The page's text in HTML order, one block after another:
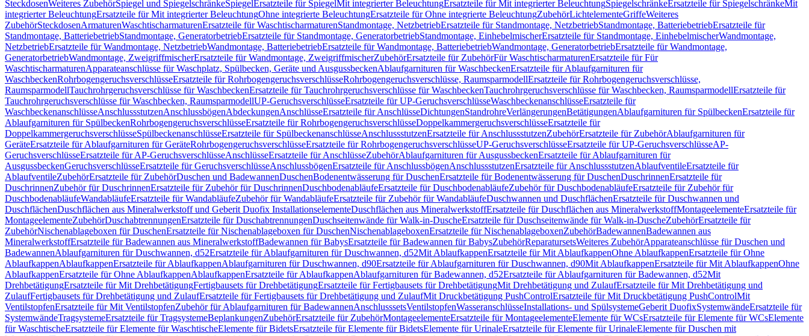
SteckdosenWeiteres ZubehörSpiegel und SpiegelschränkeSpiegelErsatzteile für SpiegelMit integrierter BeleuchtungErsatzteile für Mit integrierter BeleuchtungSpiegelschränkeErsatzteile für SpiegelschränkeMit
integrierter BeleuchtungErsatzteile für Mit integrierter BeleuchtungOhne integrierte BeleuchtungErsatzteile für Ohne integrierte BeleuchtungZubehörLichtelementeGriffeWeiteres
ZubehörSteckdosenArmaturenWaschtischarmaturenErsatzteile für WaschtischarmaturenStandmontage, NetzbetriebErsatzteile für Standmontage, NetzbetriebStandmontage, BatteriebetriebErsatzteile für
Standmontage, BatteriebetriebStandmontage, GeneratorbetriebErsatzteile für Standmontage, GeneratorbetriebStandmontage, EinhebelmischerErsatzteile für Standmontage, EinhebelmischerWandmontage,
NetzbetriebErsatzteile für Wandmontage, NetzbetriebWandmontage, BatteriebetriebErsatzteile für Wandmontage, BatteriebetriebWandmontage, GeneratorbetriebErsatzteile für Wandmontage,
GeneratorbetriebWandmontage, ZweigriffmischerErsatzteile für Wandmontage, ZweigriffmischerZubehörErsatzteile für ZubehörFür WaschtischarmaturenErsatzteile für Für
WaschtischarmaturenApparateanschlüsse für Waschplatz, Spülbecken, Geräte und AusgussbeckenAblaufgarnituren für WaschbeckenErsatzteile für Ablaufgarnituren für
WaschbeckenRohrbogengeruchsverschlüsseErsatzteile für RohrbogengeruchsverschlüsseRohrbogengeruchsverschlüsse, RaumsparmodellErsatzteile für Rohrbogengeruchsverschlüsse,
RaumsparmodellTauchrohrgeruchsverschlüsse für WaschbeckenErsatzteile für Tauchrohrgeruchsverschlüsse für WaschbeckenTauchrohrgeruchsverschlüsse für Waschbecken, RaumsparmodellErsatzteile für
Tauchrohrgeruchsverschlüsse für Waschbecken, RaumsparmodellUP-GeruchsverschlüsseErsatzteile für UP-GeruchsverschlüsseWaschbeckenanschlüsseErsatzteile für
WaschbeckenanschlüsseAnschlussstutzenAnschlussbögenAbdeckungenAnschlüsseErsatzteile für AnschlüsseDichtungenStandrohreVerlängerungenBetätigungenAblaufgarnituren für SpülbeckenErsatzteile für
Ablaufgarnituren für SpülbeckenRohrbogengeruchsverschlüsseErsatzteile für RohrbogengeruchsverschlüsseDoppelkammergeruchsverschlüsseErsatzteile für
DoppelkammergeruchsverschlüsseSpülbeckenanschlüsseErsatzteile für SpülbeckenanschlüsseAnschlussstutzenErsatzteile für AnschlussstutzenZubehörErsatzteile für ZubehörAblaufgarnituren für
GeräteErsatzteile für Ablaufgarnituren für GeräteRohrbogengeruchsverschlüsseErsatzteile für RohrbogengeruchsverschlüsseUP-GeruchsverschlüsseErsatzteile für UP-GeruchsverschlüsseAP-
GeruchsverschlüsseErsatzteile für AP-GeruchsverschlüsseAnschlüsseErsatzteile für AnschlüsseZubehörAblaufgarnituren für AusgussbeckenErsatzteile für Ablaufgarnituren für
AusgussbeckenGeruchsverschlüsseErsatzteile für GeruchsverschlüsseAnschlussbögenErsatzteile für AnschlussbögenAnschlussstutzenErsatzteile für AnschlussstutzenAblaufventileErsatzteile für
AblaufventileZubehörErsatzteile für ZubehörDuschen und BadewannenDuschenBodenentwässerung für DuschenErsatzteile für Bodenentwässerung für DuschenDuschrinnenErsatzteile für
DuschrinnenZubehör für DuschrinnenErsatzteile für Zubehör für DuschrinnenDuschbodenabläufeErsatzteile für DuschbodenabläufeZubehör für DuschbodenabläufeErsatzteile für Zubehör für
DuschbodenabläufeWandabläufeErsatzteile für WandabläufeZubehör für WandabläufeErsatzteile für Zubehör für WandabläufeDuschwannen und DuschflächenErsatzteile für Duschwannen und
DuschflächenDuschflächen aus Mineralwerkstoff und Geberit Duofix InstallationselementeDuschflächen aus MineralwerkstoffErsatzteile für Duschflächen aus MineralwerkstoffMontageelementeErsatzteile für
MontageelementeZubehörDuschabtrennungenErsatzteile für DuschabtrennungenDuschseitenwände für Walk-in-DuscheErsatzteile für Duschseitenwände für Walk-in-DuscheZubehörErsatzteile für
ZubehörNischenablageboxen für DuschenErsatzteile für Nischenablageboxen für DuschenNischenablageboxenErsatzteile für NischenablageboxenZubehörBadewannenBadewannen aus
MineralwerkstoffErsatzteile für Badewannen aus MineralwerkstoffBadewannen für BabysErsatzteile für Badewannen für BabysZubehörReparatursetsWeiteres ZubehörApparateanschlüsse für Duschen und
BadewannenAblaufgarnituren für Duschwannen, d52Ersatzteile für Ablaufgarnituren für Duschwannen, d52Mit AblaufkappenErsatzteile für Mit AblaufkappenOhne AblaufkappenErsatzteile für Ohne
AblaufkappenAblaufkappenErsatzteile für AblaufkappenAblaufgarnituren für Duschwannen, d90Ersatzteile für Ablaufgarnituren für Duschwannen, d90Mit AblaufkappenErsatzteile für Mit AblaufkappenOhne
AblaufkappenErsatzteile für Ohne AblaufkappenAblaufkappenErsatzteile für AblaufkappenAblaufgarnituren für Badewannen, d52Ersatzteile für Ablaufgarnituren für Badewannen, d52Mit
DrehbetätigungErsatzteile für Mit DrehbetätigungFertigbausets für DrehbetätigungErsatzteile für Fertigbausets für DrehbetätigungMit Drehbetätigung und ZulaufErsatzteile für Mit Drehbetätigung und
ZulaufFertigbausets für Drehbetätigung und ZulaufErsatzteile für Fertigbausets für Drehbetätigung und ZulaufMit Druckbetätigung PushControlErsatzteile für Mit Druckbetätigung PushControlMit
VentilstopfenErsatzteile für Mit VentilstopfenZubehör für Ablaufgarnituren für BadewannenAnschlusssetsVentilstopfenWasseranschlüsseInstallations- und SpülsystemeGeberit DuofixSystemwändeErsatzteile für
SystemwändeTragsystemeErsatzteile für TragsystemeBeplankungenZubehörErsatzteile für ZubehörMontageelementeErsatzteile für MontageelementeElemente für WCsErsatzteile für Elemente für WCsElemente
für WaschtischeErsatzteile für Elemente für WaschtischeElemente für BidetsErsatzteile für Elemente für BidetsElemente für UrinaleErsatzteile für Elemente für UrinaleElemente für Duschen mit